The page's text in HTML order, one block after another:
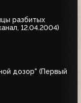
разбитых
12.04.2004)
дозор" (Первый